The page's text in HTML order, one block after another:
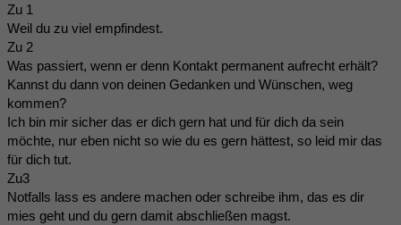
Zu 1
Weil du zu viel empfindest.
Zu 2
Was passiert, wenn er denn Kontakt permanent aufrecht erhält?
Kannst du dann von deinen Gedanken und Wünschen, weg
kommen?
Ich bin mir sicher das er dich gern hat und für dich da sein
möchte, nur eben nicht so wie du es gern hättest, so leid mir das
für dich tut.
Zu3
Notfalls lass es andere machen oder schreibe ihm, das es dir
mies geht und du gern damit abschließen magst.